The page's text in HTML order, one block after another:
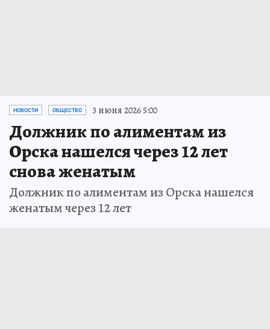
НОВОСТИ ОБЩЕСТВО 3 июня 2026 5:00
Должник по алиментам из
Орска нашелся через 12 лет
снова женатым
Должник по алиментам из Орска нашелся
женатым через 12 лет